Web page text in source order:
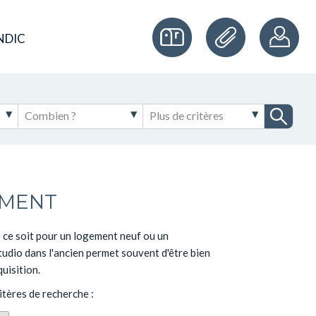
soit pour un logement neuf ou un
dans l'ancien permet souvent d'être bien
de recherche :